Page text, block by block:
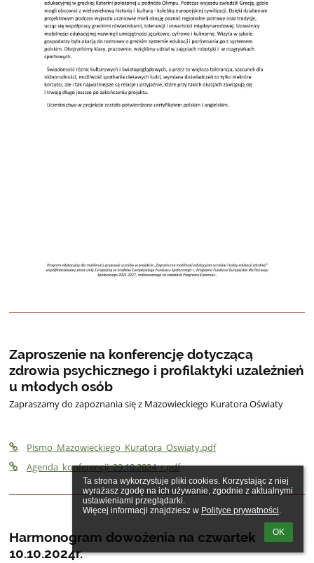
Ta strona wykorzystuje pliki cookies. Korzystając z niej
wyrażasz zgodę na ich używanie, zgodnie z aktualnymi
ustawieniami przeglądarki.
Więcej informacji znajdziesz w Polityce prywatności.
OK
Zaproszenie na konferencję dotyczącą
zdrowia psychicznego i profilaktyki uzależnień
u młodych osób
Zapraszamy do zapoznania się z Mazowieckiego Kuratora Oświaty
Pismo_Mazowieckiego_Kuratora_Oswiaty.pdf
Agenda_konferencji_29.10.2024_r.pdf
Harmonogram dowożenia na czwartek
10.10.2024r.